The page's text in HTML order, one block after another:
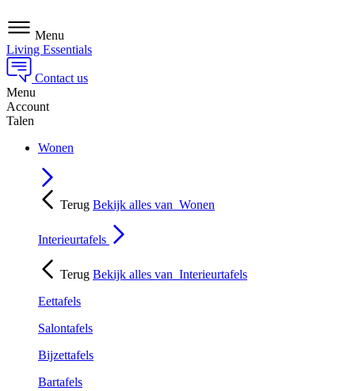
Menu
Living Essentials
Contact us
Menu
Account
Talen
Wonen
Terug Bekijk alles van Wonen
Interieurtafels
Terug Bekijk alles van Interieurtafels
Eettafels
Salontafels
Bijzettafels
Bartafels